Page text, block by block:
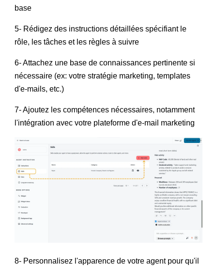
base
5- Rédigez des instructions détaillées spécifiant le
rôle, les tâches et les règles à suivre
6- Attachez une base de connaissances pertinente si
nécessaire (ex: votre stratégie marketing, templates
d'e-mails, etc.)
7- Ajoutez les compétences nécessaires, notamment
l'intégration avec votre plateforme d'e-mail marketing
8- Personnalisez l'apparence de votre agent pour qu'il